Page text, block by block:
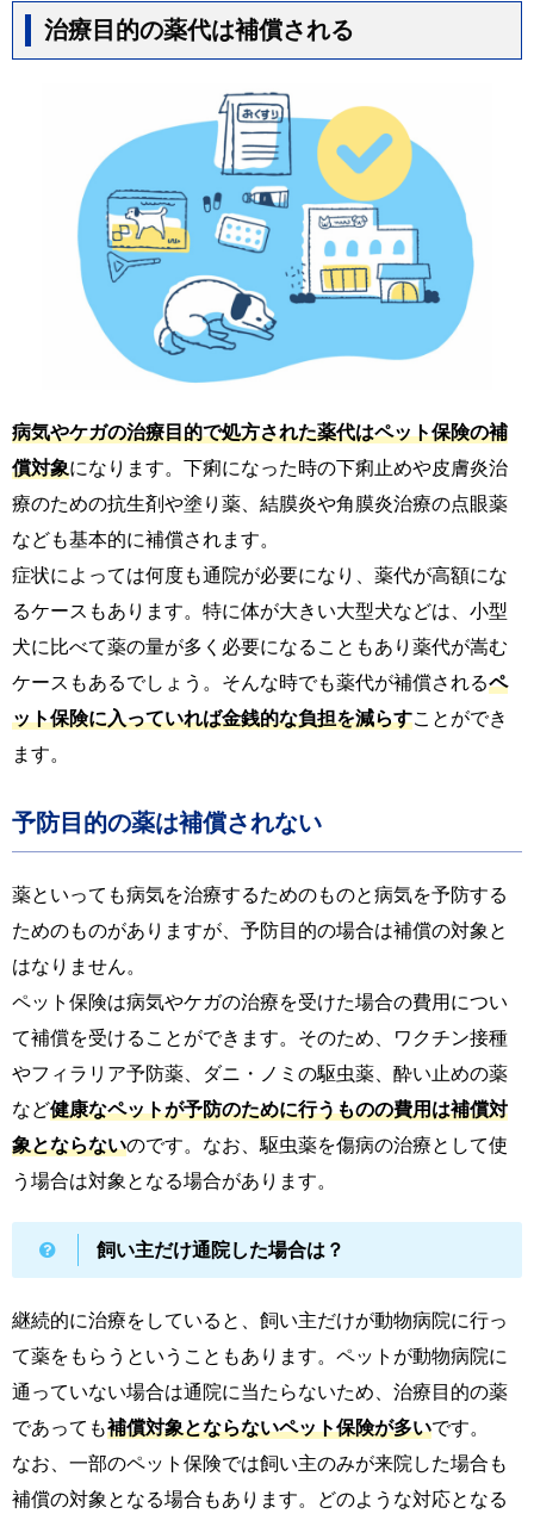
治療目的の薬代は補償される
病気やケガの治療目的で処方された薬代はペット保険の補
償対象になります。下痢になった時の下痢止めや皮膚炎治
療のための抗生剤や塗り薬、結膜炎や角膜炎治療の点眼薬
なども基本的に補償されます。
症状によっては何度も通院が必要になり、薬代が高額にな
るケースもあります。特に体が大きい大型犬などは、小型
犬に比べて薬の量が多く必要になることもあり薬代が嵩む
ケースもあるでしょう。そんな時でも薬代が補償されるペ
ット保険に入っていれば金銭的な負担を減らすことができ
ます。
予防目的の薬は補償されない
薬といっても病気を治療するためのものと病気を予防する
ためのものがありますが、予防目的の場合は補償の対象と
はなりません。
ペット保険は病気やケガの治療を受けた場合の費用につい
て補償を受けることができます。そのため、ワクチン接種
やフィラリア予防薬、ダニ・ノミの駆虫薬、酔い止めの薬
など健康なペットが予防のために行うものの費用は補償対
象とならないのです。なお、駆虫薬を傷病の治療として使
う場合は対象となる場合があります。
飼い主だけ通院した場合は？
継続的に治療をしていると、飼い主だけが動物病院に行っ
て薬をもらうということもあります。ペットが動物病院に
通っていない場合は通院に当たらないため、治療目的の薬
であっても補償対象とならないペット保険が多いです。
なお、一部のペット保険では飼い主のみが来院した場合も
補償の対象となる場合もあります。どのような対応となる